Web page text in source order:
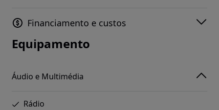
Financiamento e custos
Equipamento
Áudio e Multimédia
Rádio